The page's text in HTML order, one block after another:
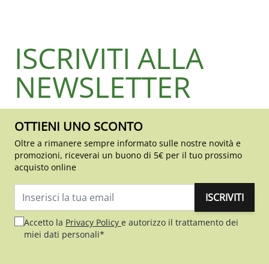
ISCRIVITI ALLA
NEWSLETTER
OTTIENI UNO SCONTO
Oltre a rimanere sempre informato sulle nostre novità e
promozioni, riceverai un buono di 5€ per il tuo prossimo
acquisto online
ISCRIVITI
Accetto la Privacy Policy e autorizzo il trattamento dei
miei dati personali*